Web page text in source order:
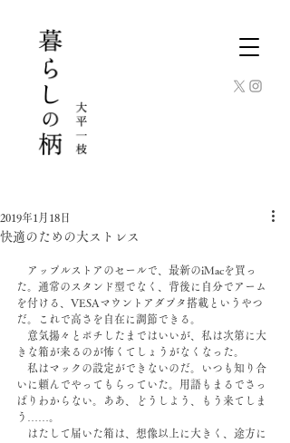
快適のための大ストレス
2019年1月18日
アップルストアのセールで、最新のiMacを買っ
た。通常のスタンド型でなく、背後に自分でアーム
を付ける、VESAマウントアダプタ搭載というやつ
だ。これで高さを自在に調節できる。
意気揚々とポチしたまではいいが、私は次第に大
きな箱が来るのが怖くてしょうがなくなった。
私はマックの設定ができないのだ。いつも知り合
いに頼んでやってもらっていた。用語もまるでさっ
ぱりわからない。ああ、どうしよう、もう来てしま
う……。
はたして届いた箱は、想像以上に大きく、途方に